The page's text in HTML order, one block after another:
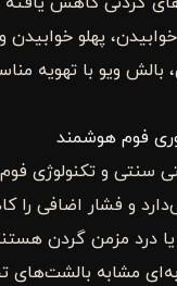
پهلو
بالش ویو با تهویه
سنتی و
و فشار اضافی
درد مزمن گردن
مشابه بالشت‌های